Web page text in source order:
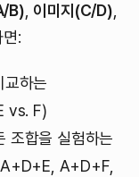
B) 이미지(C/D)
:
하는
vs. F)
합을 실험하는
A+D+F,